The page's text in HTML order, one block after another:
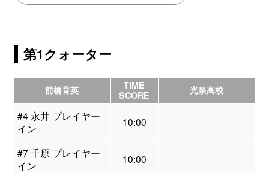
第1クォーター
前橋育英
TIME
SCORE
光泉高校
#4 永井 プレイヤー
イン
10:00
#7 千原 プレイヤー
イン
10:00